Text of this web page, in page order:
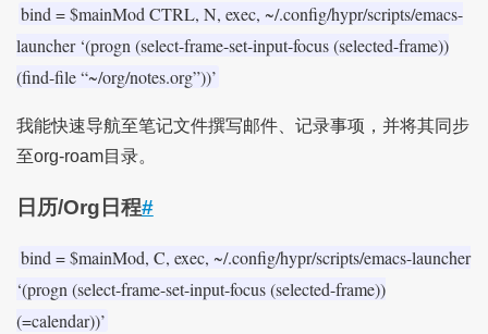
bind = $mainMod CTRL, N, exec, ~/.config/hypr/scripts/emacs-
launcher ‘(progn (select-frame-set-input-focus (selected-frame))
(find-file “~/org/notes.org”))’
我能快速导航至笔记文件撰写邮件、记录事项，并将其同步
至org-roam目录。
日历/Org日程#
bind = $mainMod, C, exec, ~/.config/hypr/scripts/emacs-launcher
‘(progn (select-frame-set-input-focus (selected-frame))
(=calendar))’